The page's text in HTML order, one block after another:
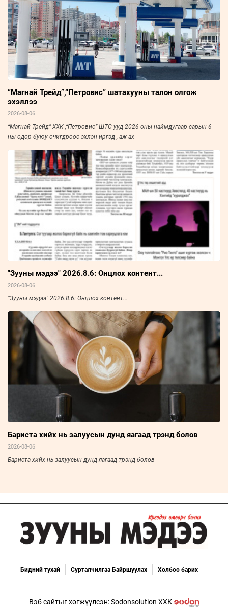
“Магнай Трейд”,“Петровис” шатахууны талон олгож
эхэллээ
2026-08-06
“Магнай Трейд” ХХК ,“Петровис” ШТС-ууд 2026 оны наймдугаар сарын 6-
ны өдөр буюу өчигдрөөс эхлэн иргэд , аж ах
"Зууны мэдээ" 2026.8.6: Онцлох контент...
2026-08-06
"Зууны мэдээ" 2026.8.6: Онцлох контент...
Бариста хийх нь залуусын дунд яагаад трэнд болов
2026-08-06
Бариста хийх нь залуусын дунд яагаад трэнд болов
Бидний тухай Сурталчилгаа Байршуулах Холбоо барих
Вэб сайтыг хөгжүүлсэн: Sodonsolution ХХК